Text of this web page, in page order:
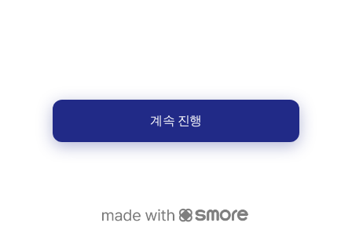
계속 진행